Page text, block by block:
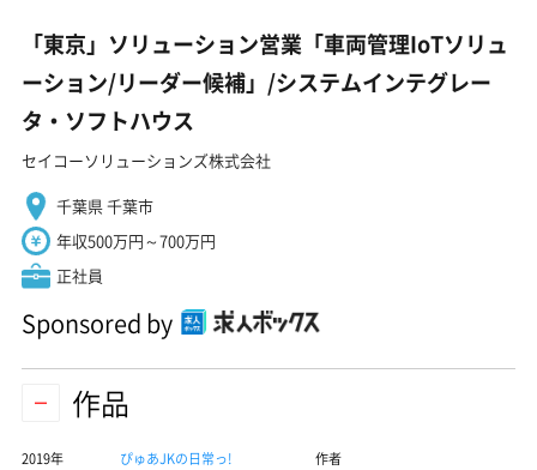
「東京」ソリューション営業「車両管理IoTソリュ
ーション/リーダー候補」/システムインテグレー
タ・ソフトハウス
セイコーソリューションズ株式会社
千葉県 千葉市
年収500万円～700万円
正社員
Sponsored by
作品
2019年 ぴゅあJKの日常っ! 作者